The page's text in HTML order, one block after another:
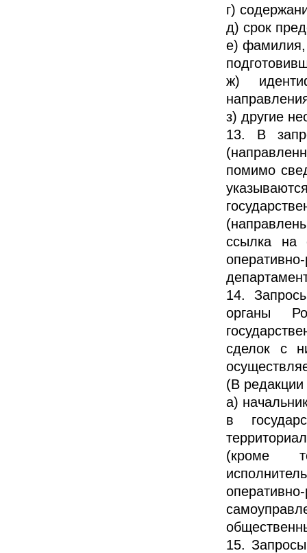
г)
д) срок
е) фамилия,
ж)
з) другие
13. В
помимо
ссылка на
14.
органы
сделок с
(В
а)
в
(кроме
15.